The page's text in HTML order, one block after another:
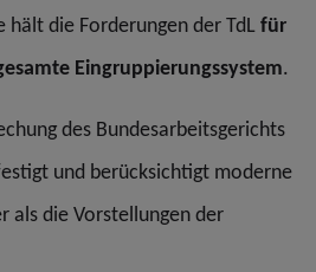
hält die Forderungen der TdLfür
Eingruppierungssystem.
des Bundesarbeitsgerichts
und berücksichtigt moderne
als die Vorstellungen der